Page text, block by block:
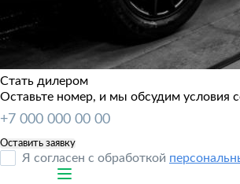
Стать дилером
Оставьте номер, и мы обсудим условия
Я согласен с обработкой